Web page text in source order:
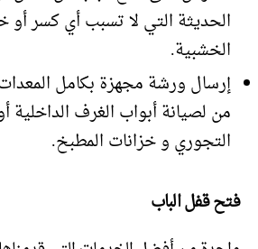
الحديثة التي لا تسبب أي كسر
الخشبية.
إرسال ورشة مجهزة بكامل
من لصيانة أبواب الغرف الداخلية
التجوري و خزانات المطبخ.
فتح قفل الباب